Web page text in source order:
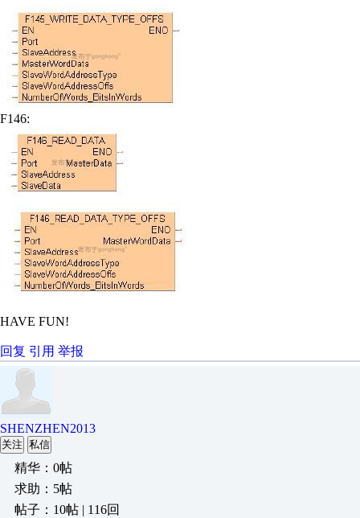
F146:
HAVE FUN!
回复 引用 举报
SHENZHEN2013
关注 私信
精华：0帖
求助：5帖
帖子：10帖 | 116回